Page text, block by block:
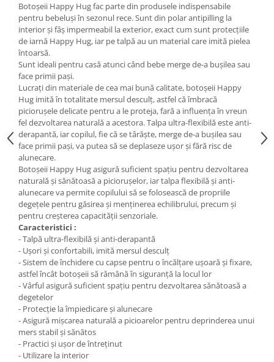
Botoșeii Happy Hug fac parte din produsele indispensabile
pentru bebeluși în sezonul rece. Sunt din polar antipilling la
interior și fâş impermeabil la exterior, exact cum sunt protecțiile
de iarnă Happy Hug, iar pe talpă au un material care imită pielea
întoarsă.
Sunt ideali pentru casă atunci când bebe merge de-a bușilea sau
face primii pași.
Lucrați din materiale de cea mai bună calitate, botoșeii Happy
Hug imită în totalitate mersul desculț, astfel că îmbracă
piciorușele delicate pentru a le proteja, fară a influența în vreun
fel dezvoltarea naturală a acestora. Talpa ultra-flexibilă este anti-
derapantă, iar copilul, fie că se târăște, merge de-a bușilea sau
face primii pași, va putea să se deplaseze ușor și fără risc de
alunecare.
Botoșeii Happy Hug asigură suficient spațiu pentru dezvoltarea
naturală și sănătoasă a piciorușelor, iar talpa flexibilă și anti-
alunecare va permite copilului să se folosească de propriile
degețele pentru găsirea și menținerea echilibrului, precum și
pentru creșterea capacității senzoriale.
Caracteristici :
- Talpă ultra-flexibilă și anti-derapantă
- Ușori și confortabili, imită mersul desculț
- Sistem de închidere cu capse pentru o încălțare ușoară și fixare,
astfel încât botoșeii să rămână în siguranță la locul lor
- Vârful asigură suficient spațiu pentru dezvoltarea sănătoasă a
degetelor
- Protecție la împiedicare și alunecare
- Asigură mișcarea naturală a picioarelor pentru deprinderea unui
mers stabil și sănătos
- Practici și ușor de întreținut
- Utilizare la interior